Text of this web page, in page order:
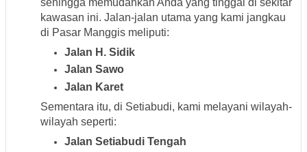
sehingga memudahkan Anda yang tinggal di sekitar
kawasan ini. Jalan-jalan utama yang kami jangkau
di Pasar Manggis meliputi:
Jalan H. Sidik
Jalan Sawo
Jalan Karet
Sementara itu, di Setiabudi, kami melayani wilayah-
wilayah seperti:
Jalan Setiabudi Tengah